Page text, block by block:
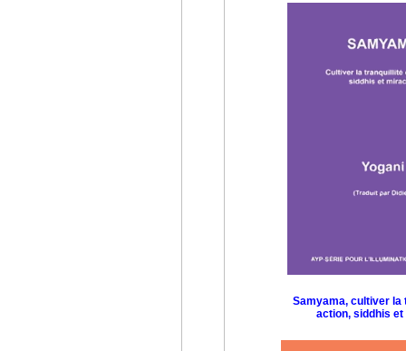
Samyama, cultiver la
action, siddhis